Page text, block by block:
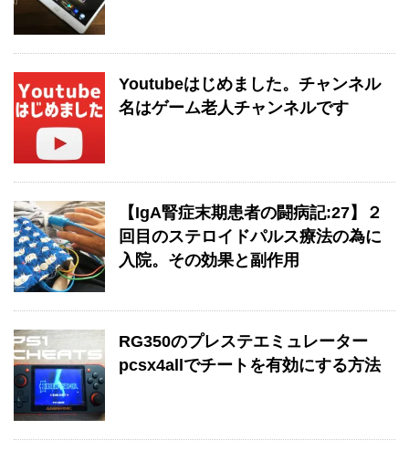
Youtubeはじめました。チャンネル
名はゲーム老人チャンネルです
【IgA腎症末期患者の闘病記:27】２
回目のステロイドパルス療法の為に
入院。その効果と副作用
RG350のプレステエミュレーター
pcsx4allでチートを有効にする方法